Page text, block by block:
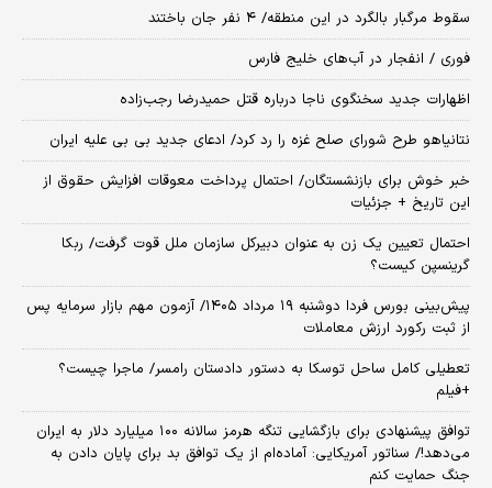
سقوط مرگبار بالگرد در این منطقه/ ۴ نفر جان باختند
فوری / انفجار در آب‌های خلیج فارس
اظهارات جدید سخنگوی ناجا درباره قتل حمیدرضا رجب‌زاده
نتانیاهو طرح شورای صلح غزه را رد کرد/ ادعای جدید بی بی علیه ایران
خبر خوش برای بازنشستگان/ احتمال پرداخت معوقات افزایش حقوق از
این تاریخ + جزئیات
احتمال تعیین یک زن به عنوان دبیرکل سازمان ملل قوت گرفت/ ربکا
گرینسپن کیست؟
​پیش‌بینی بورس فردا دوشنبه ۱۹ مرداد ۱۴۰۵/ آزمون مهم بازار سرمایه پس
از ثبت رکورد ارزش معاملات
تعطیلی کامل ساحل توسکا به دستور دادستان رامسر/ ماجرا چیست؟
+فیلم
توافق پیشنهادی برای بازگشایی تنگه هرمز سالانه ۱۰۰ میلیارد دلار به ایران
می‌دهد!/ سناتور آمریکایی: آماده‌ام از یک توافق بد برای پایان دادن به
جنگ حمایت کنم